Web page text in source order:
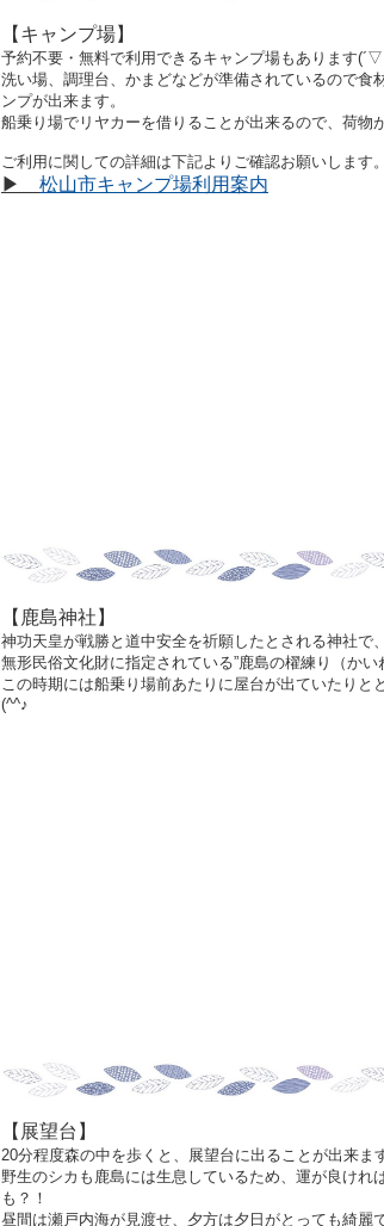
【キャンプ場】
予約不要・無料で利用できるキャンプ場もあります
洗い場、調理台、かまどなどが準備されているので食
ンプが出来ます。
船乗り場でリヤカーを借りることが出来るので、荷物
ご利用に関しての詳細は下記よりご確認お願いします。
▶ 松山市キャンプ場利用案内
【鹿島神社】
神功天皇が戦勝と道中安全を祈願したとされる神社で
無形民俗文化財に指定されている”鹿島の櫂練り（かい
この時期には船乗り場前あたりに屋台が出ていたりと
(^^♪
【展望台】
20分程度森の中を歩くと、展望台に出ることが出来ま
野生のシカも鹿島には生息しているため、運が良けれ
も？！
昼間は瀬戸内海が見渡せ、夕方は夕日がとっても綺麗